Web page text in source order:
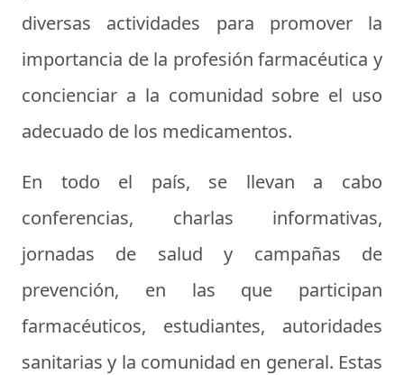
diversas actividades para promover la
importancia de la profesión farmacéutica y
concienciar a la comunidad sobre el uso
adecuado de los medicamentos.
En todo el país, se llevan a cabo
conferencias, charlas informativas,
jornadas de salud y campañas de
prevención, en las que participan
farmacéuticos, estudiantes, autoridades
sanitarias y la comunidad en general. Estas